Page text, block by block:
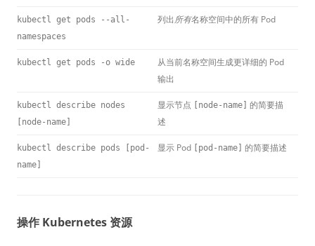
kubectl get pods --all-
namespaces
列出所有名称空间中的所有 Pod
kubectl get pods -o wide
从当前名称空间生成更详细的 Pod
输出
kubectl describe nodes
[node-name]
显示节点 [node-name] 的简要描
述
kubectl describe pods [pod-
name]
显示 Pod [pod-name] 的简要描述
操作 Kubernetes 资源